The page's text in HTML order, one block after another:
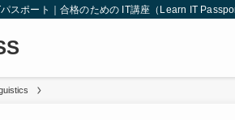
スポート｜合格のための IT講座（Learn IT